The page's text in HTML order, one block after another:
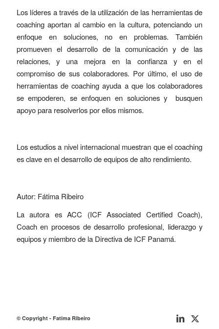
Los líderes a través de la utilización de las herramientas de
coaching aportan al cambio en la cultura, potenciando un
enfoque en soluciones, no en problemas. También
promueven el desarrollo de la comunicación y de las
relaciones, y una mejora en la confianza y en el
compromiso de sus colaboradores. Por último, el uso de
herramientas de coaching ayuda a que los colaboradores
se empoderen, se enfoquen en soluciones y busquen
apoyo para resolverlos por ellos mismos.
Los estudios a nivel internacional muestran que el coaching
es clave en el desarrollo de equipos de alto rendimiento.
Autor: Fátima Ribeiro
La autora es ACC (ICF Associated Certified Coach),
Coach en procesos de desarrollo profesional, liderazgo y
equipos y miembro de la Directiva de ICF Panamá.
© Copyright - Fatima Ribeiro